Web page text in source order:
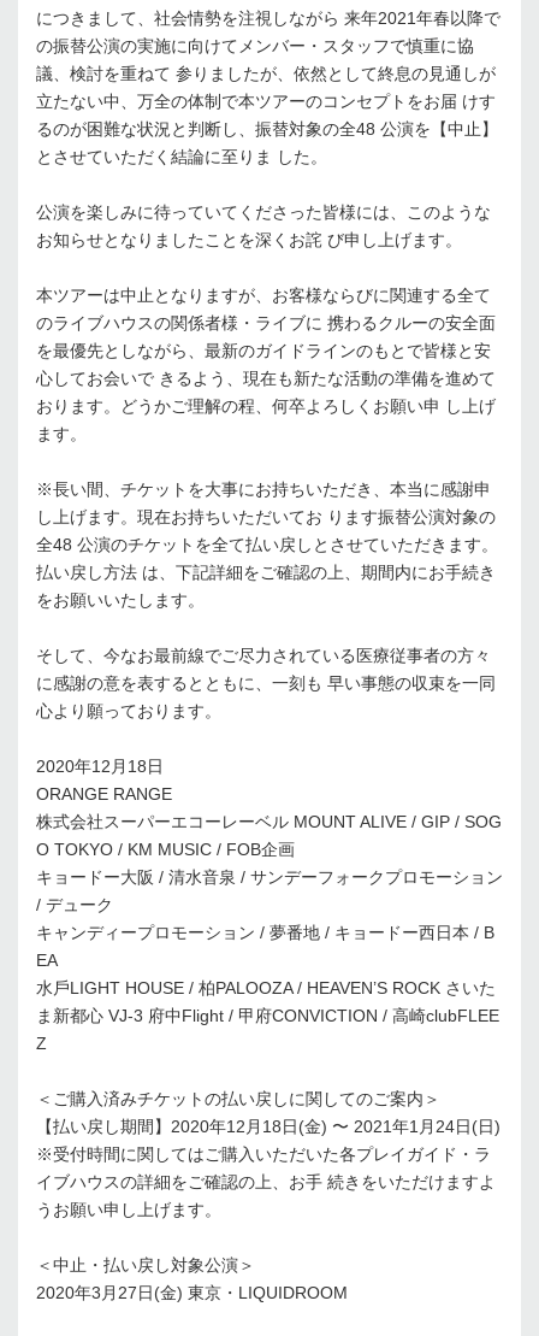
につきまして、社会情勢を注視しながら 来年2021年春以降で
の振替公演の実施に向けてメンバー・スタッフで慎重に協
議、検討を重ねて 参りましたが、依然として終息の⾒通しが
⽴たない中、万全の体制で本ツアーのコンセプトをお届 けす
るのが困難な状況と判断し、振替対象の全48 公演を【中⽌】
とさせていただく結論に⾄りま した。
公演を楽しみに待っていてくださった皆様には、このような
お知らせとなりましたことを深くお詫 び申し上げます。
本ツアーは中⽌となりますが、お客様ならびに関連する全て
のライブハウスの関係者様・ライブに 携わるクルーの安全⾯
を最優先としながら、最新のガイドラインのもとで皆様と安
⼼してお会いで きるよう、現在も新たな活動の準備を進めて
おります。どうかご理解の程、何卒よろしくお願い申 し上げ
ます。
※⻑い間、チケットを⼤事にお持ちいただき、本当に感謝申
し上げます。現在お持ちいただいてお ります振替公演対象の
全48 公演のチケットを全て払い戻しとさせていただきます。
払い戻し⽅法 は、下記詳細をご確認の上、期間内にお⼿続き
をお願いいたします。
そして、今なお最前線でご尽⼒されている医療従事者の⽅々
に感謝の意を表するとともに、⼀刻も 早い事態の収束を⼀同
⼼より願っております。
2020年12⽉18⽇
ORANGE RANGE
株式会社スーパーエコーレーベル MOUNT ALIVE / GIP / SOG
O TOKYO / KM MUSIC / FOB企画
キョードー⼤阪 / 清⽔⾳泉 / サンデーフォークプロモーション
/ デューク
キャンディープロモーション / 夢番地 / キョードー⻄⽇本 / B
EA
⽔⼾LIGHT HOUSE / 柏PALOOZA / HEAVEN’S ROCK さいた
ま新都⼼ VJ-3 府中Flight / 甲府CONVICTION / ⾼崎clubFLEE
Z
＜ご購⼊済みチケットの払い戻しに関してのご案内＞
【払い戻し期間】2020年12⽉18⽇(⾦) 〜 2021年1⽉24⽇(⽇)
※受付時間に関してはご購⼊いただいた各プレイガイド・ラ
イブハウスの詳細をご確認の上、お⼿ 続きをいただけますよ
うお願い申し上げます。
＜中⽌・払い戻し対象公演＞
2020年3⽉27⽇(⾦) 東京・LIQUIDROOM